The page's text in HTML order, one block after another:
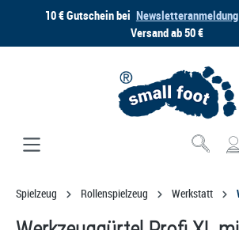
springen10 € Gutschein bei Newsletteranmeldung
Versand ab 50 €
Spielzeug Rollenspielzeug Werkstatt